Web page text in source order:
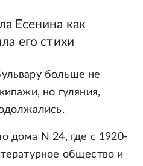
Есенина как
его стихи
больше не
но гуляния,
дома N 24, где с 1920-
общество и